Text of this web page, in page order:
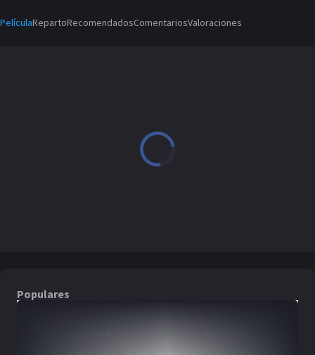
PelículaRepartoRecomendadosComentariosValoraciones
Populares